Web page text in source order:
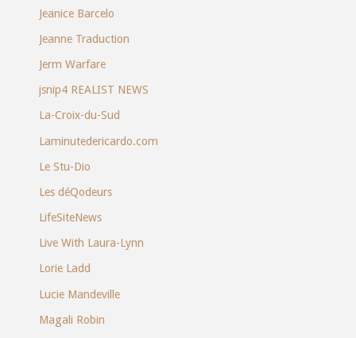
Jeanice Barcelo
Jeanne Traduction
Jerm Warfare
jsnip4 REALIST NEWS
La-Croix-du-Sud
Laminutedericardo.com
Le Stu-Dio
Les déQodeurs
LifeSiteNews
Live With Laura-Lynn
Lorie Ladd
Lucie Mandeville
Magali Robin